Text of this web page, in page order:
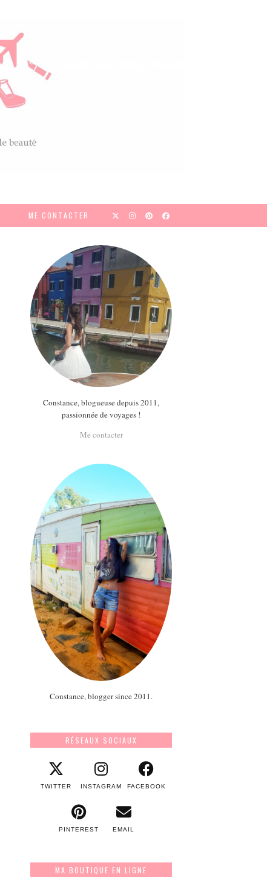
ME CONTACTER
Constance, blogueuse depuis 2011,
passionnée de voyages !
Me contacter
Constance, blogger since 2011.
RÉSEAUX SOCIAUX
TWITTER INSTAGRAM FACEBOOK
PINTEREST EMAIL
MA BOUTIQUE EN LIGNE